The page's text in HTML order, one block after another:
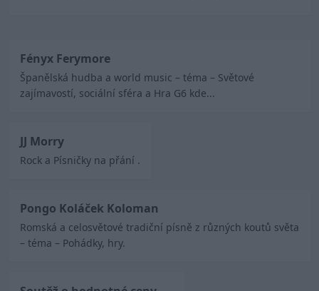
tlemíte!“ Hřib se drsně pustil do
někomu přifařit. Naše Česko
nevzniklo pro komunální volby
ponížení, míní Pospíšil. Vondráček
Fényx Ferymore
Španělská hudba a world music – téma – Světové
zajímavostí, sociální sféra a Hra G6 kde...
JJ Morry
Rock a Písničky na přání .
Pongo Koláček Koloman
Romská a celosvětové tradiční písně z různých koutů světa
– téma – Pohádky, hry.